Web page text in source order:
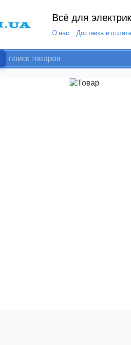
Всё для
О нас Доставка и